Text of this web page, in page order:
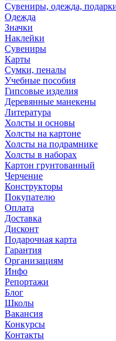
Сувениры, одежда,
Одежда
Значки
Наклейки
Сувениры
Карты
Сумки, пеналы
Учебные пособия
Гипсовые изделия
Деревянные манекены
Литература
Холсты и основы
Холсты на картоне
Холсты на подрамнике
Холсты в наборах
Картон грунтованный
Черчение
Конструкторы
Покупателю
Оплата
Доставка
Дисконт
Подарочная карта
Гарантия
Организациям
Инфо
Репортажи
Блог
Школы
Вакансия
Конкурсы
Контакты